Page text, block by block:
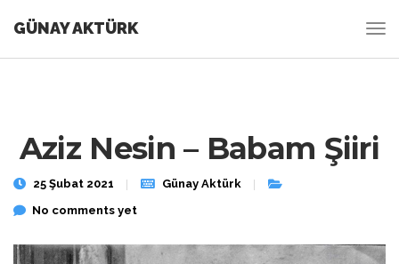
GÜNAY AKTÜRK
Aziz Nesin – Babam Şiiri
25 Şubat 2021
Günay Aktürk
No comments yet